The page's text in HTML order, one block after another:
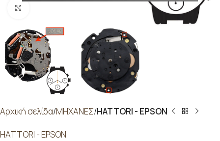
Αρχική σελίδα ΜΗΧΑΝΕΣ HATTORI - EPSON
HATTORI - EPSON